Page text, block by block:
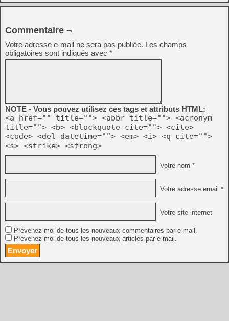
Commentaire ¬
Votre adresse e-mail ne sera pas publiée. Les champs
obligatoires sont indiqués avec *
NOTE - Vous pouvez utilisez ces tags et attributs HTML:
<a href="" title=""> <abbr title=""> <acronym
title=""> <b> <blockquote cite=""> <cite>
<code> <del datetime=""> <em> <i> <q cite="">
<s> <strike> <strong>
Votre nom *
Votre adresse email *
Votre site internet
Prévenez-moi de tous les nouveaux commentaires par e-mail.
Prévenez-moi de tous les nouveaux articles par e-mail.